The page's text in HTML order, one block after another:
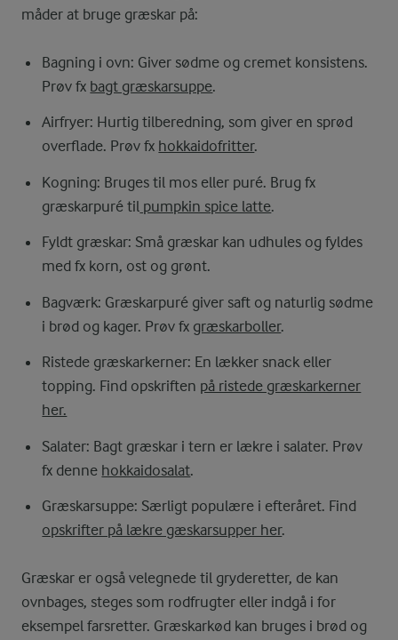
måder at bruge græskar på:
Bagning i ovn: Giver sødme og cremet konsistens.
Prøv fx bagt græskarsuppe.
Airfryer: Hurtig tilberedning, som giver en sprød
overflade. Prøv fx hokkaidofritter.
Kogning: Bruges til mos eller puré. Brug fx
græskarpuré til pumpkin spice latte.
Fyldt græskar: Små græskar kan udhules og fyldes
med fx korn, ost og grønt.
Bagværk: Græskarpuré giver saft og naturlig sødme
i brød og kager. Prøv fx græskarboller.
Ristede græskarkerner: En lækker snack eller
topping. Find opskriften på ristede græskarkerner
her.
Salater: Bagt græskar i tern er lækre i salater. Prøv
fx denne hokkaidosalat.
Græskarsuppe: Særligt populære i efteråret. Find
opskrifter på lækre gæskarsupper her.
Græskar er også velegnede til gryderetter, de kan
ovnbages, steges som rodfrugter eller indgå i for
eksempel farsretter. Græskarkød kan bruges i brød og